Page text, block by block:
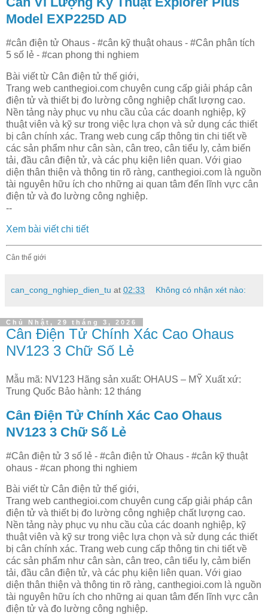
Model EXP225D AD
#cân điện tử Ohaus - #cân kỹ thuật ohaus - #Cân phân tích
5 số lẻ - #can phong thi nghiem
Bài viết từ Cân điện tử thế giới,
Trang web canthegioi.com chuyên cung cấp giải pháp cân
điện tử và thiết bị đo lường công nghiệp chất lượng cao.
Nền tảng này phục vụ nhu cầu của các doanh nghiệp, kỹ
thuật viên và kỹ sư trong việc lựa chọn và sử dụng các thiết
bị cân chính xác. Trang web cung cấp thông tin chi tiết về
các sản phẩm như cân sàn, cân treo, cân tiểu ly, cảm biến
tải, đầu cân điện tử, và các phụ kiện liên quan. Với giao
diện thân thiện và thông tin rõ ràng, canthegioi.com là nguồn
tài nguyên hữu ích cho những ai quan tâm đến lĩnh vực cân
điện tử và đo lường công nghiệp.
--
Xem bài viết chi tiết
Cân thế giới
can_cong_nghiep_dien_tu at 02:33 Không có nhận xét nào:
Chủ Nhật, 29 tháng 3, 2026
Cân Điện Tử Chính Xác Cao Ohaus
NV123 3 Chữ Số Lẻ
Mẫu mã: NV123 Hãng sản xuất: OHAUS – MỸ Xuất xứ:
Trung Quốc Bảo hành: 12 tháng
Cân Điện Tử Chính Xác Cao Ohaus
NV123 3 Chữ Số Lẻ
#Cân điện tử 3 số lẻ - #cân điện tử Ohaus - #cân kỹ thuật
ohaus - #can phong thi nghiem
Bài viết từ Cân điện tử thế giới,
Trang web canthegioi.com chuyên cung cấp giải pháp cân
điện tử và thiết bị đo lường công nghiệp chất lượng cao.
Nền tảng này phục vụ nhu cầu của các doanh nghiệp, kỹ
thuật viên và kỹ sư trong việc lựa chọn và sử dụng các thiết
bị cân chính xác. Trang web cung cấp thông tin chi tiết về
các sản phẩm như cân sàn, cân treo, cân tiểu ly, cảm biến
tải, đầu cân điện tử, và các phụ kiện liên quan. Với giao
diện thân thiện và thông tin rõ ràng, canthegioi.com là nguồn
tài nguyên hữu ích cho những ai quan tâm đến lĩnh vực cân
điện tử và đo lường công nghiệp.